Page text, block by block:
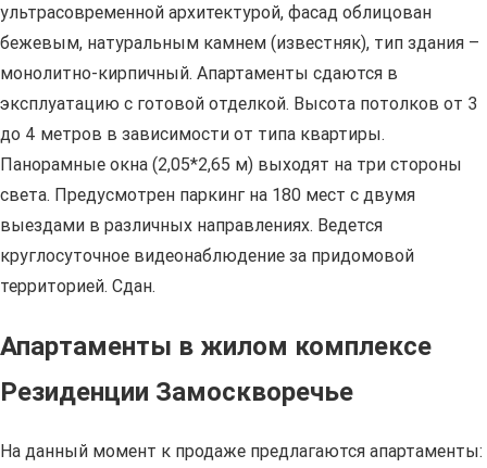
ультрасовременной архитектурой, фасад облицован
бежевым, натуральным камнем (известняк), тип здания –
монолитно-кирпичный. Апартаменты сдаются в
эксплуатацию с готовой отделкой. Высота потолков от 3
до 4 метров в зависимости от типа квартиры.
Панорамные окна (2,05*2,65 м) выходят на три стороны
света. Предусмотрен паркинг на 180 мест с двумя
выездами в различных направлениях. Ведется
круглосуточное видеонаблюдение за придомовой
территорией. Сдан.
Апартаменты в жилом комплексе
Резиденции Замоскворечье
На данный момент к продаже предлагаются апартаменты: